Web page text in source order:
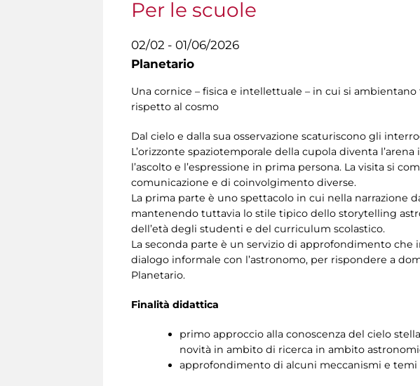
Per le scuole
02/02 - 01/06/2026
Planetario
Una cornice – fisica e intellettuale – in cui si
rispetto al cosmo
Dal cielo e dalla sua osservazione scaturiscono gli
L’orizzonte spaziotemporale della cupola diventa
l’ascolto e l’espressione in prima persona. La visita si
comunicazione e di coinvolgimento diverse.
La prima parte è uno spettacolo in cui nella narrazione
mantenendo tuttavia lo stile tipico dello storytelling
dell’età degli studenti e del curriculum scolastico.
La seconda parte è un servizio di approfondimento
dialogo informale con l’astronomo, per rispondere a
Planetario.
Finalità didattica
primo approccio alla conoscenza del cielo
novità in ambito di ricerca in ambito
approfondimento di alcuni meccanismi e